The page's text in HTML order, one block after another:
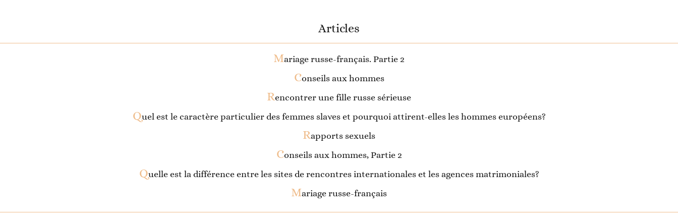
Articles
Mariage russe-français. Partie 2
Conseils aux hommes
Rencontrer une fille russe sérieuse
Quel est le caractère particulier des femmes slaves et pourquoi attirent-elles les hommes européens?
Rapports sexuels
Conseils aux hommes, Partie 2
Quelle est la différence entre les sites de rencontres internationales et les agences matrimoniales?
Mariage russe-français